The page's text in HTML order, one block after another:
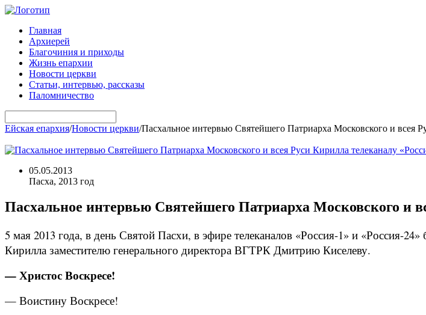
Главная
Архиерей
Благочиния и приходы
Жизнь епархии
Новости церкви
Статьи, интервью, рассказы
Паломничество
Ейская епархия/Новости церкви/Пасхальное интервью Святейшего Патриарха Московского и всея
05.05.2013
Пасха, 2013 год
Пасхальное интервью Святейшего Патриарха Московского и
5 мая 2013 года, в день Святой Пасхи, в эфире телеканалов «Россия-1» и «Россия-
Кирилла заместителю генерального директора ВГТРК Дмитрию Киселеву.
— Христос Воскресе!
— Воистину Воскресе!